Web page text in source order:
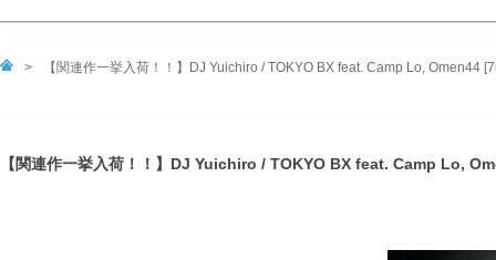
> 【関連作一挙入荷！！】DJ Yuichiro / TOKYO BX feat. Camp Lo, Omen44
【関連作一挙入荷！！】DJ Yuichiro / TOKYO BX feat. Camp Lo,